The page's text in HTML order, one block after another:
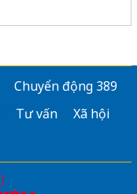
Chuyển động 389
Tư vấn
Xã hội